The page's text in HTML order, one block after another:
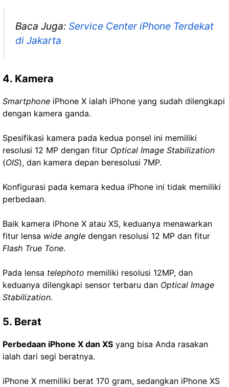
Baca Juga: Service Center iPhone Terdekat
di Jakarta
4. Kamera
Smartphone iPhone X ialah iPhone yang sudah dilengkapi
dengan kamera ganda.
Spesifikasi kamera pada kedua ponsel ini memiliki
resolusi 12 MP dengan fitur Optical Image Stabilization
(OIS), dan kamera depan beresolusi 7MP.
Konfigurasi pada kemara kedua iPhone ini tidak memiliki
perbedaan.
Baik kamera iPhone X atau XS, keduanya menawarkan
fitur lensa wide angle dengan resolusi 12 MP dan fitur
Flash True Tone.
Pada lensa telephoto memiliki resolusi 12MP, dan
keduanya dilengkapi sensor terbaru dan Optical Image
Stabilization.
5. Berat
Perbedaan iPhone X dan XS yang bisa Anda rasakan
ialah dari segi beratnya.
iPhone X memiliki berat 170 gram, sedangkan iPhone XS